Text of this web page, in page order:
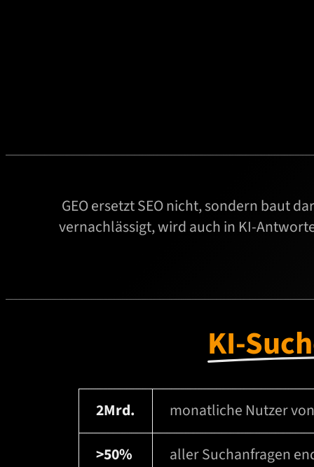
GEO ersetzt SEO nicht, sondern baut
vernachlässigt, wird auch in KI-
KI-
2Mrd. monatliche Nutzer
>50%
aller Suchanfragen